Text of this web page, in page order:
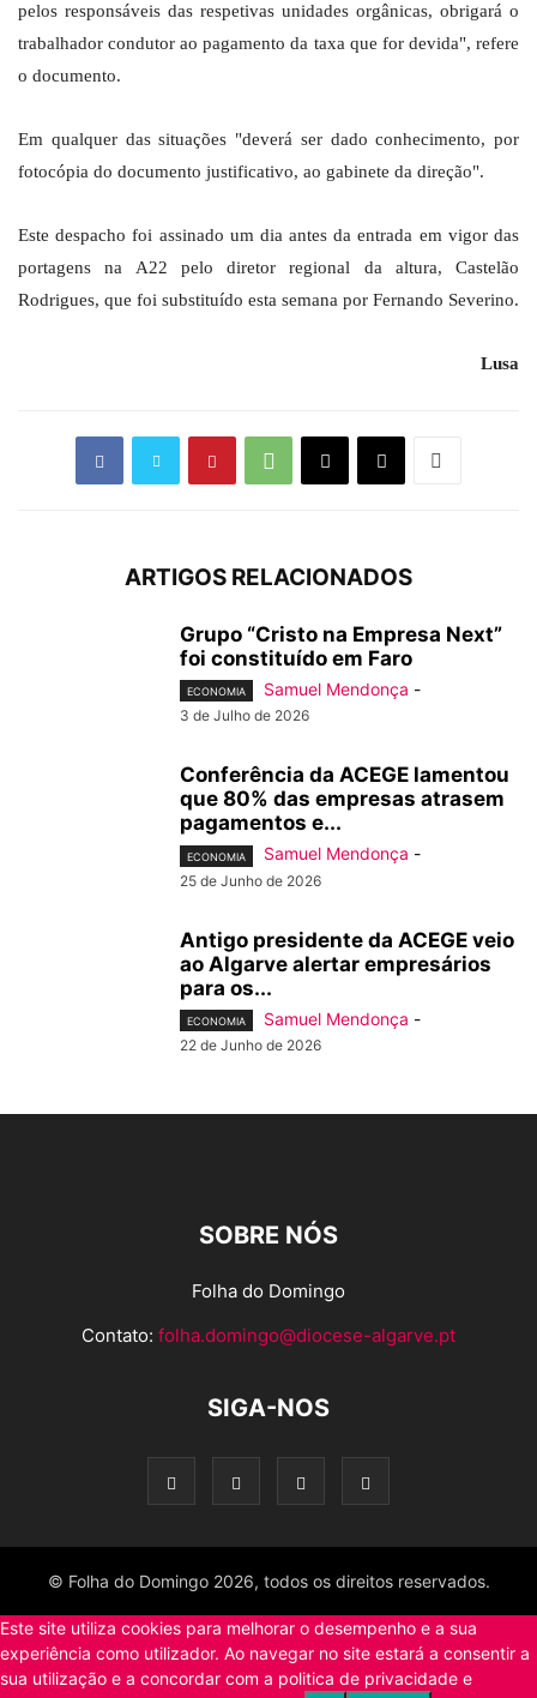
pelos responsáveis das respetivas unidades orgânicas, obrigará o
trabalhador condutor ao pagamento da taxa que for devida", refere
o documento.
Em qualquer das situações "deverá ser dado conhecimento, por
fotocópia do documento justificativo, ao gabinete da direção".
Este despacho foi assinado um dia antes da entrada em vigor das
portagens na A22 pelo diretor regional da altura, Castelão
Rodrigues, que foi substituído esta semana por Fernando Severino.
Lusa
ARTIGOS RELACIONADOS
Grupo “Cristo na Empresa Next”
foi constituído em Faro
ECONOMIA Samuel Mendonça -
3 de Julho de 2026
Conferência da ACEGE lamentou
que 80% das empresas atrasem
pagamentos e...
ECONOMIA Samuel Mendonça -
25 de Junho de 2026
Antigo presidente da ACEGE veio
ao Algarve alertar empresários
para os...
ECONOMIA Samuel Mendonça -
22 de Junho de 2026
SOBRE NÓS
Folha do Domingo
Contato: folha.domingo@diocese-algarve.pt
SIGA-NOS
© Folha do Domingo 2026, todos os direitos reservados.
Este site utiliza cookies para melhorar o desempenho e a sua
experiência como utilizador. Ao navegar no site estará a consentir a
sua utilização e a concordar com a politica de privacidade e